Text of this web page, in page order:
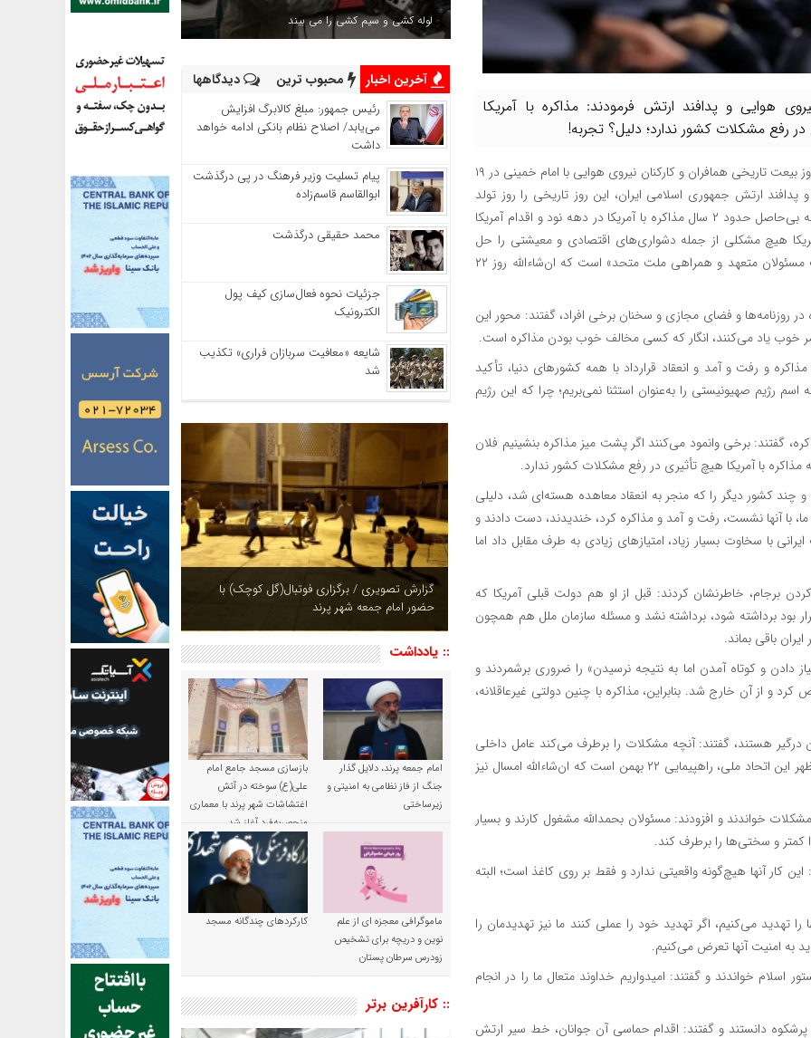
هوایی و پدافند ارتش فرمودند: مذاکره با آمریکا
رفع مشکلات کشور ندارد؛ دلیل؟ تجربه!
به گزارش شهر و صنعت، فرمانده معظم کل قوا صبح امروز در سالروز بیعت تاریخی همافران و کارکنان نیروی هوایی با امام خمینی در ۱۹
و پدافند ارتش جمهوری اسلامی ایران، این روز تاریخی را روز تولد
ارتشی سرافراز، مستقل و دارای هویت خواندند و با اشاره به تجربه بی‌حاصل حدود ۲ سال مذاکره با آمریکا در دهه نود و اقدام آمریکا
هیچ مشکلی از جمله دشواری‌های اقتصادی و معیشتی را حل
نمی‌کند، همانطور که حل نکرد؛ بنابراین، راه حل مشکلات «همت مسئولان متعهد و همراهی ملت متحد» است که ان‌شاءالله روز ۲۲
روزنامه‌ها و فضای مجازی و سخنان برخی افراد، گفتند: محور این
خوب یاد می‌کنند، انگار که کسی مخالف خوب بودن مذاکره است.
و رفت و آمد و انعقاد قرارداد با همه کشورهای دنیا، تأکید
اسم رژیم صهیونیستی را به‌عنوان استثنا نمی‌بریم؛ چرا که این رژیم
گفتند: برخی وانمود می‌کنند اگر پشت میز مذاکره بنشینیم فلان
با آمریکا هیچ تأثیری در رفع مشکلات کشور ندارد.
و حدود ۲ سال مذاکره با آمریکا و چند کشور دیگر را که منجر به انعقاد معاهده هسته‌ای شد، دلیلی
ما، با آنها نشست، رفت و آمد و مذاکره کرد، خندیدند، دست دادند و
با سخاوت بسیار زیاد، امتیازهای زیادی به طرف مقابل داد اما
برجام، خاطرنشان کردند: قبل از او هم دولت قبلی آمریکا که
بود برداشته شود، برداشته نشد و مسئله سازمان ملل هم همچون
باقی بماند.
دادن و کوتاه آمدن اما به نتیجه نرسیدن» را ضروری برشمردند و
و از آن خارج شد. بنابراین، مذاکره با چنین دولتی غیرعاقلانه،
هستند، گفتند: آنچه مشکلات را برطرف می‌کند عامل داخلی
یعنی «همّت مسئولان متعهد و همراهی ملت متحد» است که مظهر این اتحاد ملی، راهپیمایی ۲۲ بهمن است که ان‌شاءالله امسال نیز
خواندند و افزودند: مسئولان بحمدالله مشغول کارند و بسیار
کمتر و سختی‌ها را برطرف کند.
کار آنها هیچ‌گونه واقعیتی ندارد و فقط بر روی کاغذ است؛ البته
تهدید می‌کنیم، اگر تهدید خود را عملی کنند ما نیز تهدیدمان را
به امنیت آنها تعرض می‌کنیم.
اسلام خواندند و گفتند: امیدواریم خداوند متعال ما را در انجام
بهمن ۵۷ را خاطره‌ای مبارک و پرشکوه دانستند و گفتند: اقدام حماسی آن جوانان، خط سیر ارتش
لوله کشی و سیم کشی را می بیند
آخرین اخبار محبوب ترین دیدگاهها
رئیس‌ جمهور: مبلغ کالابرگ افزایش
می‌یابد/ اصلاح نظام بانکی ادامه خواهد
داشت
پیام تسلیت وزیر فرهنگ در پی درگذشت
ابوالقاسم قاسم‌زاده
محمد حقیقی درگذشت
جزئیات نحوه فعال‌سازی کیف پول
الکترونیک
شایعه «معافیت سربازان فراری» تکذیب
شد
چشم نوازی بوستان های شهر پرند در فصل بهار +
تصاویر
:: یادداشت
امام جمعه پرند، دلایل گذار
جنگ از فاز نظامی به امنیتی و
زیرساختی
بازسازی مسجد جامع امام
علی(ع) سوخته در آتش
اغتشاشات شهر پرند با معماری
منحصربه‌فرد آغاز شد
ماموگرافی معجزه ای از علم
نوین و دریچه برای تشخیص
زودرس سرطان پستان
کارکردهای چندگانه مسجد
:: کارآفرین برتر